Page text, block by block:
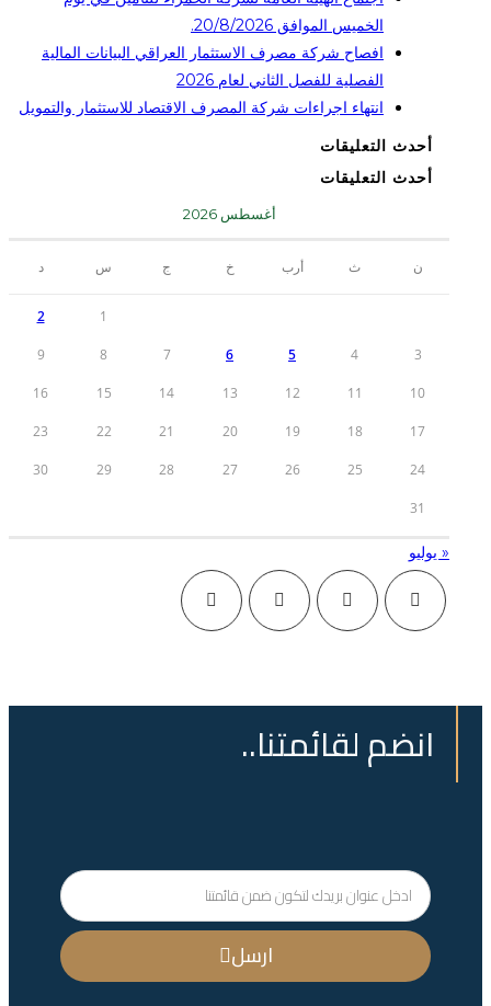
الخميس الموافق 20/8/2026.
افصاح شركة مصرف الاستثمار العراقي البيانات المالية
الفصلية للفصل الثاني لعام 2026
انتهاء اجراءات شركة المصرف الاقتصاد للاستثمار والتمويل
أحدث التعليقات
أحدث التعليقات
أغسطس 2026
ن ث أرب خ ج س د
1
2
3
4
5
6
7
8
9
10
11
12
13
14
15
16
17
18
19
20
21
22
23
24
25
26
27
28
29
30
31
« يوليو
انضم لقائمتنا..
ارسل